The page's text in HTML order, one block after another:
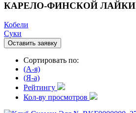
КАРЕЛО-ФИНСКОЙ ЛАЙКИ
Кобели
Суки
Оставить заявку
Сортировать по:
(A-я)
(Я-а)
Рейтингу
Кол-ву просмотров